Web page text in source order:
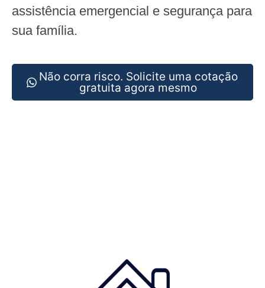
assistência emergencial e segurança para
sua família.
Não corra risco. Solicite uma cotação
gratuita agora mesmo